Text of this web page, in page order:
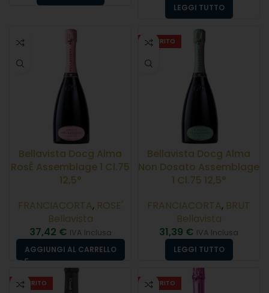
LEGGI TUTTO
Bellavista Docg Alma
RosÉ Assemblage 1 Cl.75
12,5°
FRANCIACORTA, ROSE'
Bellavista
37,42 € IVA Inclusa
AGGIUNGI AL CARRELLO
ESAURITO
Bellavista Docg Alma
Non Dosato Assemblage
1 Cl.75 12,5°
FRANCIACORTA, BRUT
Bellavista
31,39 € IVA Inclusa
LEGGI TUTTO
ESAURITO ESAURITO